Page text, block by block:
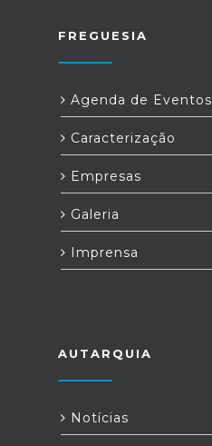
FREGUESIA
Agenda de Eventos
Caracterização
Empresas
Galeria
Imprensa
AUTARQUIA
Notícias